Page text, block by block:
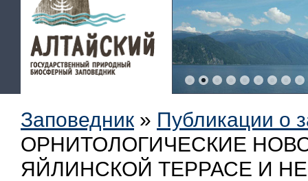
Заповедник » Публикации о
ОРНИТОЛОГИЧЕСКИЕ
ЯЙЛИНСКОЙ ТЕРРАСЕ И